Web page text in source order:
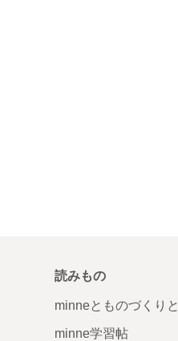
読みもの
minneとものづくりと
minne学習帖